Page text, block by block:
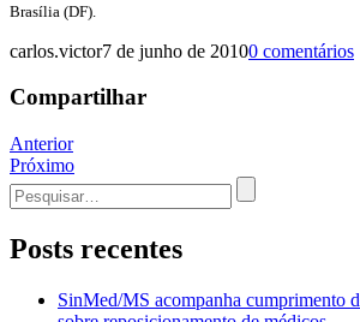
Brasília (DF).
carlos.victor7 de junho de 20100 comentários
Compartilhar
Navegação
de
Post
Anterior
Próximo
Procurar
por:
Posts recentes
SinMed/MS acompanha cumprimento